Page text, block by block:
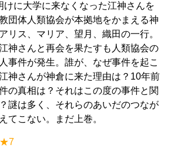
けに大学に来なくなった江神さんを
団体人類協会が本拠地をかまえる神
リス、マリア、望月、織田の一行。
神さんと再会を果たすも人類協会の
事件が発生。誰が、なぜ事件を起こ
神さんが神倉に来た理由は？10年前
の真相は？それはこの度の事件と関
謎は多く、それらのあいだのつなが
てこない。まだ上巻。
★7